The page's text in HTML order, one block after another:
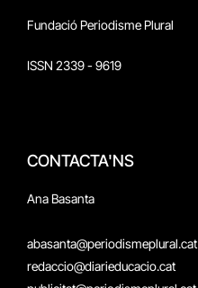
Fundació Periodisme Plural
ISSN 2339 - 9619
CONTACTA'NS
Ana Basanta
abasanta@periodismeplural.cat
redaccio@diarieducacio.cat